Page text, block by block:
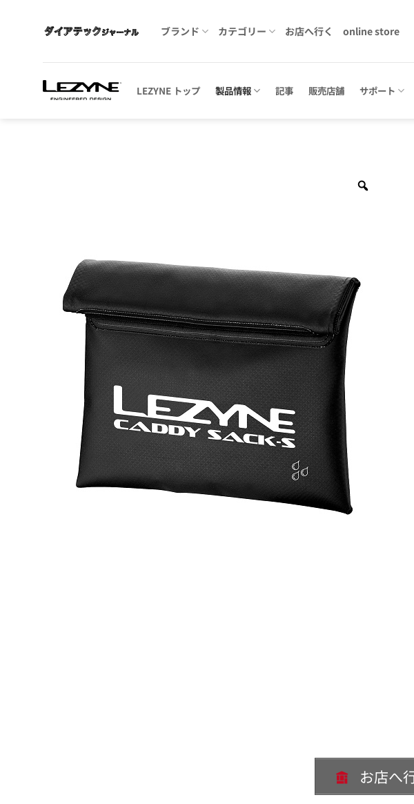
ブランド カテゴリー お店へ行く online store
LEZYNE トップ 製品情報 記事 販売店舗 サポート
お店へ